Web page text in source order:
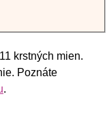
krstných mien.
Poznáte
.